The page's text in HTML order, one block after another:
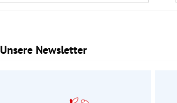
Unsere Newsletter
Slide 1 von 3